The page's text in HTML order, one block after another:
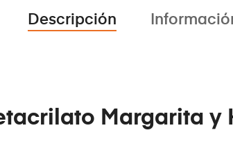
Descripción
Margarita y